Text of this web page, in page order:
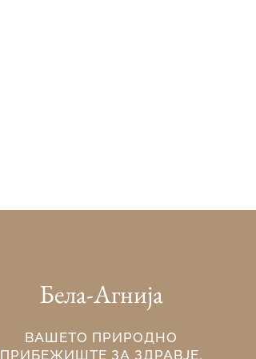
Бела-Агнија
ВАШЕТО ПРИРОДНО
ПРИБЕЖИШТЕ ЗА ЗДРАВЈЕ,